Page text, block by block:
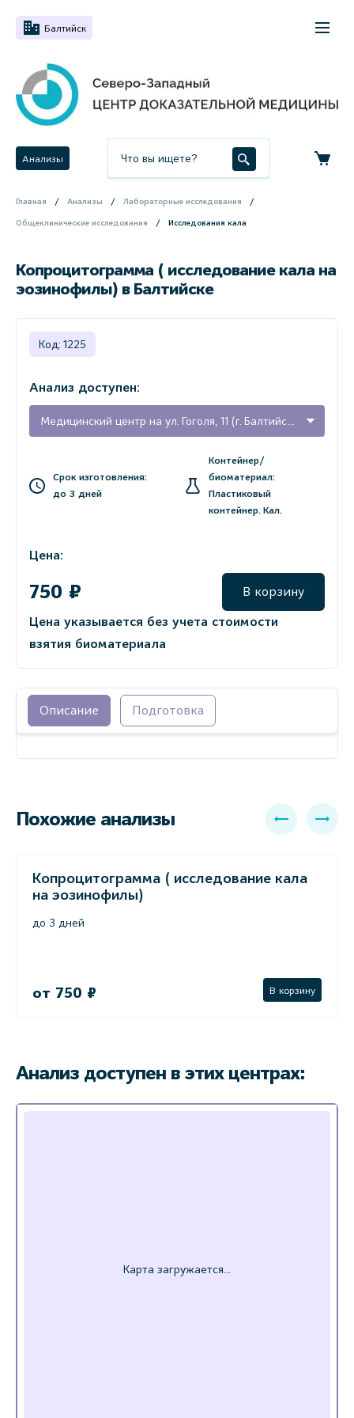
Балтийск
Анализы
Главная Анализы Лабораторные исследования
Общеклинические исследования Исследования кала
Копроцитограмма ( исследование кала на
эозинофилы) в Балтийске
Код: 1225
Анализ доступен:
Медицинский центр на ул. Гоголя, 11 (г. Балтийск, Калининградская область)
Срок изготовления:
до 3 дней
Контейнер/
биоматериал:
Пластиковый
контейнер. Кал.
Цена:
750 ₽
В корзину
Цена указывается без учета стоимости
взятия биоматериала
Описание Подготовка
Похожие анализы
Копроцитограмма ( исследование кала
на эозинофилы)
до 3 дней
от 750 ₽ В корзину
Анализ доступен в этих центрах: